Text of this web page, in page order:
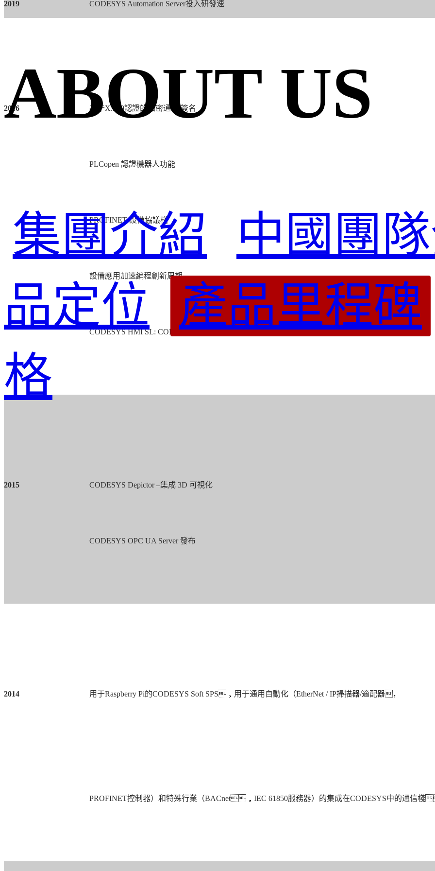
ABOUT US
集團介紹
中國團
品定位
產品里程碑
格
2019 CODESYS Automation Server投入研發速
2016 基于X.509認證的加密通信 /簽名
PLCopen 認證機器人功能
PROFINET 設備協議棧
設備應用加速編程創新周期
CODESYS HMI SL: CODESYS V3 and V2.3 設備可視化用戶端
2015 CODESYS Depictor –集成 3D 可視化
CODESYS OPC UA Server 發布
2014 用于Raspberry Pi的CODESYS Soft SPS，用于通用自動化（EtherNet / IP掃描器/適配器，
PROFINET控制器）和特殊行業（BACnet， IEC 61850服務器）的集成在CODESYS中的通信棧